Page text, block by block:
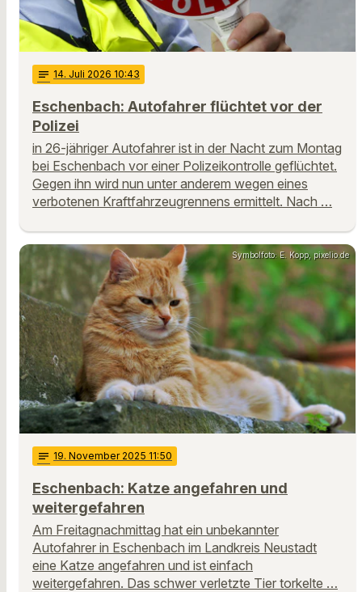
notes 14. Juli 2026 10:43
Eschenbach: Autofahrer flüchtet vor der
Polizei
in 26-jähriger Autofahrer ist in der Nacht zum Montag
bei Eschenbach vor einer Polizeikontrolle geflüchtet.
Gegen ihn wird nun unter anderem wegen eines
verbotenen Kraftfahrzeugrennens ermittelt. Nach …
Symbolfoto: E. Kopp, pixelio.de
notes 19. November 2025 11:50
Eschenbach: Katze angefahren und
weitergefahren
Am Freitagnachmittag hat ein unbekannter
Autofahrer in Eschenbach im Landkreis Neustadt
eine Katze angefahren und ist einfach
weitergefahren. Das schwer verletzte Tier torkelte …